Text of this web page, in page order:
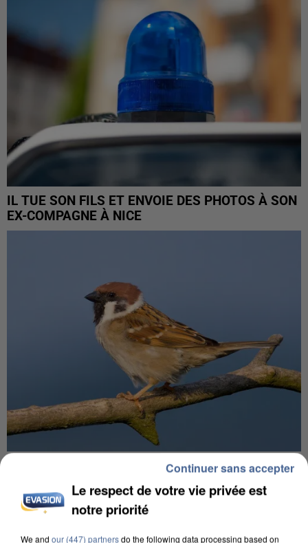
IL TUE SON FILS ET ENVOIE DES PHOTOS À SON
EX-COMPAGNE À NICE
APRÈS TOUTES CES CANICULES, LES REFUGES
Le respect de votre vie privée est
notre priorité
We and our (447) partnersdo the following data processing based on
Continuer sans accepter